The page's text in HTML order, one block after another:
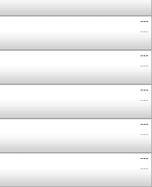
---
---
---
---
---
---
---
---
---
---